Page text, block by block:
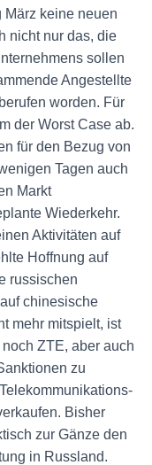
März keine neuen
nicht nur das, die
sollen
Angestellte
worden. Für
der Worst Case ab.
für den Bezug von
Tagen auch
Markt
Wiederkehr.
Aktivitäten auf
Hoffnung auf
russischen
chinesische
mehr mitspielt, ist
ZTE, aber auch
zu
Bisher
zur Gänze den
in Russland.